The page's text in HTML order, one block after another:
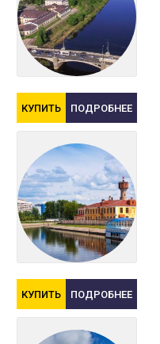
КУПИТЬ ПОДРОБНЕЕ
КУПИТЬ ПОДРОБНЕЕ